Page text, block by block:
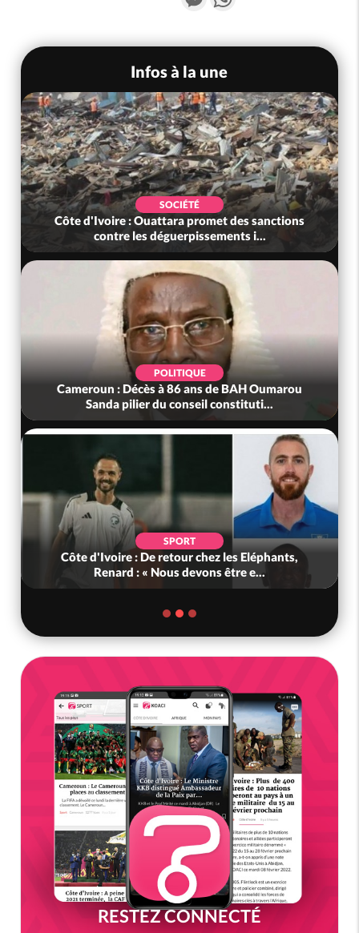
Infos à la une
SOCIÉTÉ
Côte d'Ivoire : Ouattara promet des sanctions
contre les déguerpissements i...
POLITIQUE
Cameroun : Décès à 86 ans de BAH Oumarou
Sanda pilier du conseil constituti...
SPORT
Côte d'Ivoire : De retour chez les Eléphants,
Renard : « Nous devons être e...
RESTEZ CONNECTÉ